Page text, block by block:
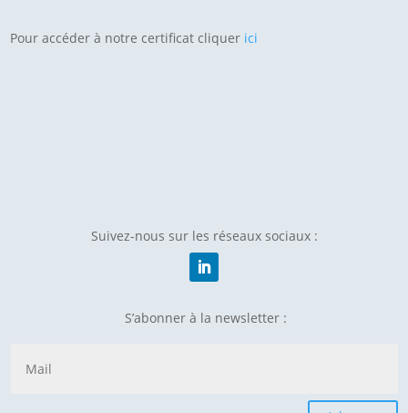
Pour accéder à notre certificat cliquer ici
Suivez-nous sur les réseaux sociaux :
S’abonner à la newsletter :